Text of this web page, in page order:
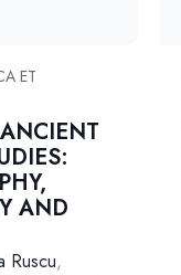
ET
AND
Ruscu,